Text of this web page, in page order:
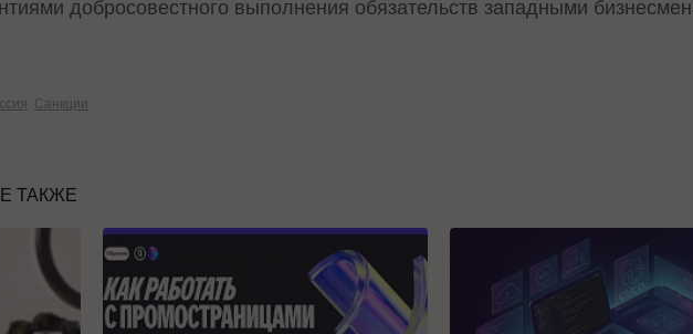
добросовестного выполнения обязательств западными
Санкции
ТАКЖЕ